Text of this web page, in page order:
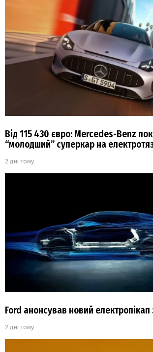
Від 115 430 євро: Mercedes-Benz
“молодший” суперкар на
2 дні тому
Ford анонсував новий
2 дні тому